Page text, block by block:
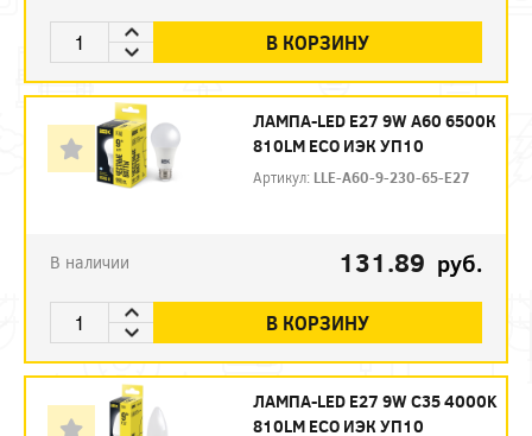
В КОРЗИНУ
ЛАМПА-LED E27 9W A60 6500К
810LM ECO ИЭК УП10
Артикул: LLE-A60-9-230-65-E27
В наличии 131.89 руб.
В КОРЗИНУ
ЛАМПА-LED E27 9W C35 4000K
810LM ECO ИЭК УП10